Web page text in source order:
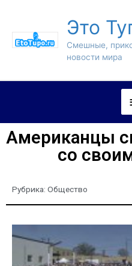
Это
Смешные,
новости мира
Американцы
со
Рубрика: Общество